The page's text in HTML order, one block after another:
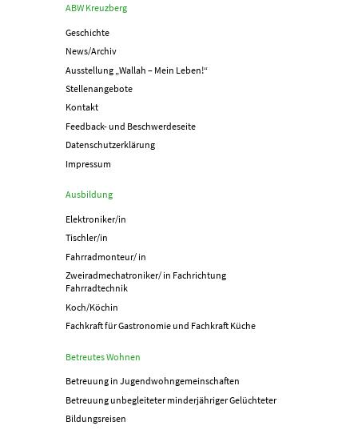
ABW Kreuzberg
Geschichte
News/Archiv
Ausstellung „Wallah – Mein Leben!“
Stellenangebote
Kontakt
Feedback- und Beschwerdeseite
Datenschutzerklärung
Impressum
Ausbildung
Elektroniker/in
Tischler/in
Fahrradmonteur/ in
Zweiradmechatroniker/ in Fachrichtung
Fahrradtechnik
Koch/Köchin
Fachkraft für Gastronomie und Fachkraft Küche
Betreutes Wohnen
Betreuung in Jugend­­wohn­­gemeinschaften
Betreuung unbegleiteter minderjähriger Gelüchteter
Bildungsreisen